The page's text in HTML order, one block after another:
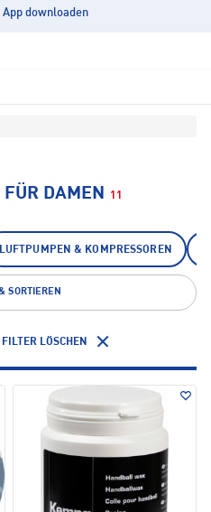
App downloaden
FÜR DAMEN 11
LUFTPUMPEN & KOMPRESSOREN
SORTIEREN
FILTER LÖSCHEN